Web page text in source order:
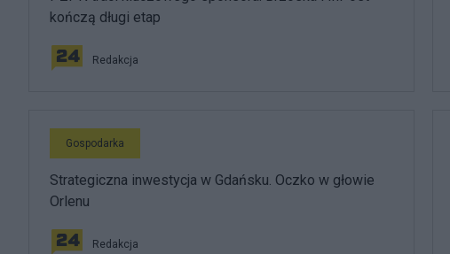
kończą długi etap
Redakcja
Gospodarka
Strategiczna inwestycja w Gdańsku. Oczko w głowie
Orlenu
Redakcja